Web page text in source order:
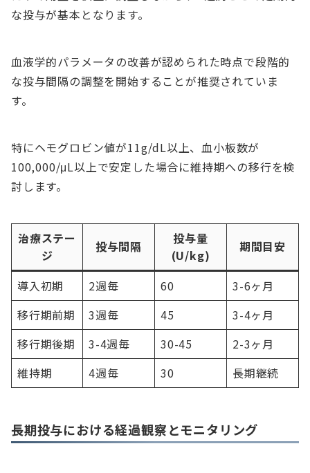
な投与が基本となります。
血液学的パラメータの改善が認められた時点で段階的
な投与間隔の調整を開始することが推奨されていま
す。
特にヘモグロビン値が11g/dL以上、血小板数が
100,000/μL以上で安定した場合に維持期への移行を検
討します。
治療ステー
ジ
投与間隔
投与量
(U/kg)
期間目安
導入初期 2週毎 60
3-6ヶ月
移行期前期
3週毎 45
3-4ヶ月
移行期後期
3-4週毎 30-45
2-3ヶ月
維持期
4週毎 30 長期継続
長期投与における経過観察とモニタリング